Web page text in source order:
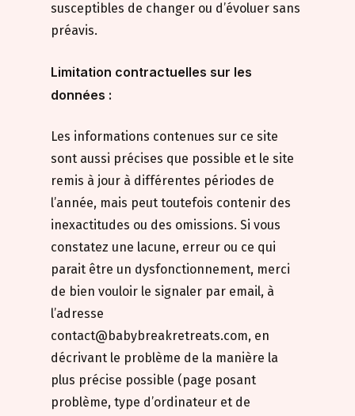
susceptibles de changer ou d’évoluer sans
préavis.
Limitation contractuelles sur les
données :
Les informations contenues sur ce site
sont aussi précises que possible et le site
remis à jour à différentes périodes de
l’année, mais peut toutefois contenir des
inexactitudes ou des omissions. Si vous
constatez une lacune, erreur ou ce qui
parait être un dysfonctionnement, merci
de bien vouloir le signaler par email, à
l’adresse
contact@babybreakretreats.com, en
décrivant le problème de la manière la
plus précise possible (page posant
problème, type d’ordinateur et de